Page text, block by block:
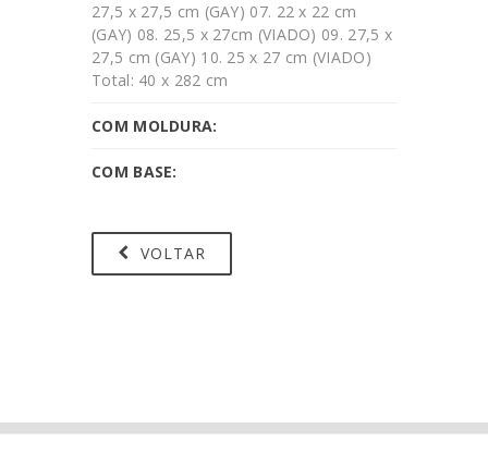
27,5 x 27,5 cm (GAY) 07. 22 x 22 cm
(GAY) 08. 25,5 x 27cm (VIADO) 09. 27,5 x
27,5 cm (GAY) 10. 25 x 27 cm (VIADO)
Total: 40 x 282 cm
COM MOLDURA:
COM BASE:
VOLTAR